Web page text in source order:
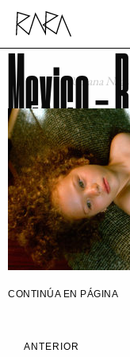
Roxana
Mexico –
CONTINÚA EN PÁGINA
ANTERIOR